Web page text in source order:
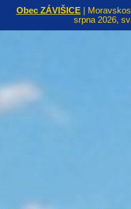
Obec ZÁVIŠICE|
srpna 2026,